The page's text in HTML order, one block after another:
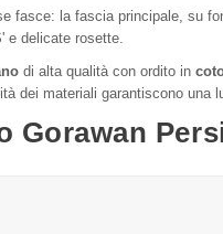
fasce: la fascia principale, su
e delicate rosette.
di alta qualità con ordito in
dei materiali garantiscono
Gorawan